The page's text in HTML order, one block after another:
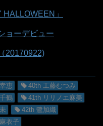
」
ョーデビュー
20170922)
恵
40th 工藤むつみ
鶴
41th リリノエ麻美
42th 鷺加織
衣子